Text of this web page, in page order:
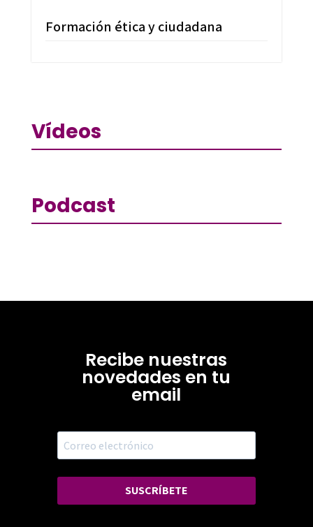
Formación ética y ciudadana
Vídeos
Podcast
Recibe nuestras
novedades en tu
email
SUSCRÍBETE